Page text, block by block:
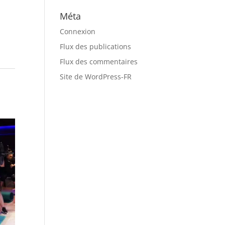
Méta
Connexion
Flux des publications
Flux des commentaires
Site de WordPress-FR